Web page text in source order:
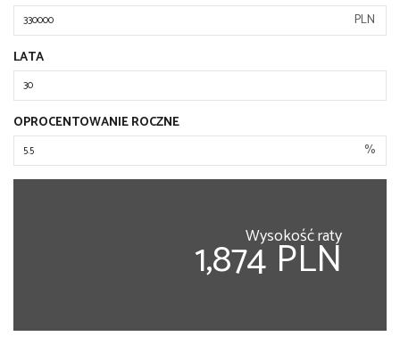
PLN
LATA
OPROCENTOWANIE ROCZNE
%
Wysokość raty
1,874 PLN